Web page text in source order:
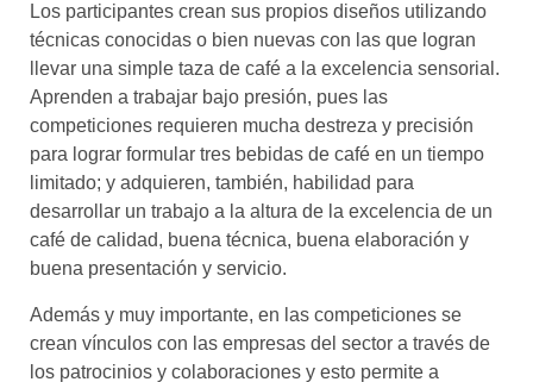
Los participantes crean sus propios diseños utilizando
técnicas conocidas o bien nuevas con las que logran
llevar una simple taza de café a la excelencia sensorial.
Aprenden a trabajar bajo presión, pues las
competiciones requieren mucha destreza y precisión
para lograr formular tres bebidas de café en un tiempo
limitado; y adquieren, también, habilidad para
desarrollar un trabajo a la altura de la excelencia de un
café de calidad, buena técnica, buena elaboración y
buena presentación y servicio.
Además y muy importante, en las competiciones se
crean vínculos con las empresas del sector a través de
los patrocinios y colaboraciones y esto permite a